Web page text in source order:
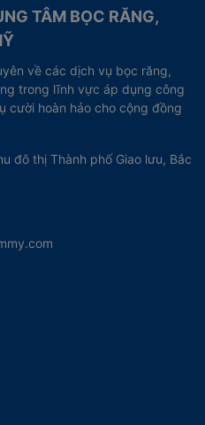
TÂM BỌC RĂNG,
về các dịch vụ bọc răng,
trong lĩnh vực áp dụng công
cười hoàn hảo cho cộng đồng
đô thị Thành phố Giao lưu, Bắc